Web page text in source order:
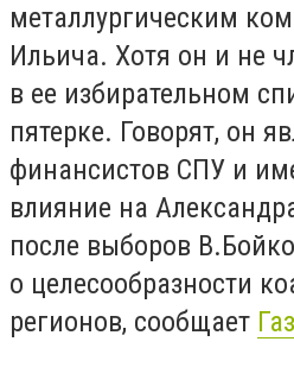
металлургическим
Ильича. Хотя он и не
в ее избирательном
пятерке. Говорят, он
финансистов СПУ и
влияние на
после выборов
о целесообразности
регионов, сообщает